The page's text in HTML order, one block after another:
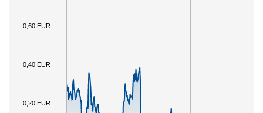
0,20 EUR
0,40 EUR
0,60 EUR